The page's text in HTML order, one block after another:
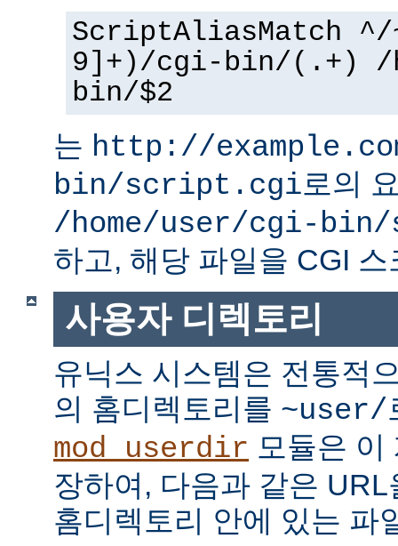
ScriptAliasMatch
9]+)/cgi-bin/(.+) /
bin/$2
는 http://
bin/script.cgi로의
/home/user/cgi-
하고, 해당 파일을 CGI
사용자 디렉토리
유닉스 시스템은 전통적
의 홈디렉토리를 ~user/
mod_userdir 모듈은
장하여, 다음과 같은
홈디렉토리 안에 있는 파